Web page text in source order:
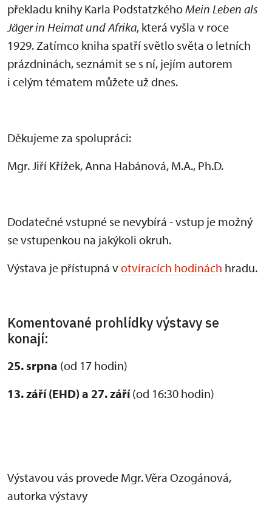
překladu knihy Karla PodstatzkéhoMein Leben als
Jäger in Heimat und Afrika, která vyšla v roce
1929. Zatímco kniha spatří světlo světa o letních
prázdninách, seznámit se s ní, jejím autorem
i celým tématem můžete už dnes.
Děkujeme za spolupráci:
Mgr. Jiří Křížek, Anna Habánová, M.A., Ph.D.
Dodatečné vstupné se nevybírá - vstup je možný
se vstupenkou na jakýkoli okruh.
Výstava je přístupná votvíracích hodinách hradu.
Komentované prohlídky výstavy se
konají:
25. srpna (od 17 hodin)
13. září (EHD) a 27. září(od 16:30 hodin)
Výstavou vás provede Mgr. Věra Ozogánová,
autorka výstavy